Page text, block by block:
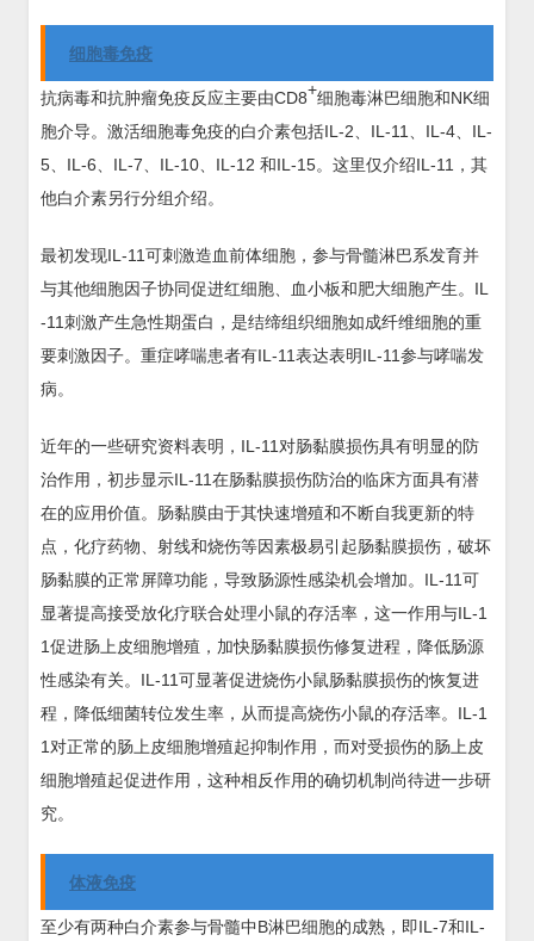
细胞毒免疫
抗病毒和抗肿瘤免疫反应主要由CD8+细胞毒淋巴细胞和NK细
胞介导。激活细胞毒免疫的白介素包括IL-2、IL-11、IL-4、IL-
5、IL-6、IL-7、IL-10、IL-12 和IL-15。这里仅介绍IL-11，其
他白介素另行分组介绍。
最初发现IL-11可刺激造血前体细胞，参与骨髓淋巴系发育并
与其他细胞因子协同促进红细胞、血小板和肥大细胞产生。IL
-11刺激产生急性期蛋白，是结缔组织细胞如成纤维细胞的重
要刺激因子。重症哮喘患者有IL-11表达表明IL-11参与哮喘发
病。
近年的一些研究资料表明，IL-11对肠黏膜损伤具有明显的防
治作用，初步显示IL-11在肠黏膜损伤防治的临床方面具有潜
在的应用价值。肠黏膜由于其快速增殖和不断自我更新的特
点，化疗药物、射线和烧伤等因素极易引起肠黏膜损伤，破坏
肠黏膜的正常屏障功能，导致肠源性感染机会增加。IL-11可
显著提高接受放化疗联合处理小鼠的存活率，这一作用与IL-1
1促进肠上皮细胞增殖，加快肠黏膜损伤修复进程，降低肠源
性感染有关。IL-11可显著促进烧伤小鼠肠黏膜损伤的恢复进
程，降低细菌转位发生率，从而提高烧伤小鼠的存活率。IL-1
1对正常的肠上皮细胞增殖起抑制作用，而对受损伤的肠上皮
细胞增殖起促进作用，这种相反作用的确切机制尚待进一步研
究。
体液免疫
至少有两种白介素参与骨髓中B淋巴细胞的成熟，即IL-7和IL-